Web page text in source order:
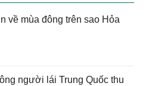
về mùa đông trên sao Hỏa
người lái Trung Quốc thu